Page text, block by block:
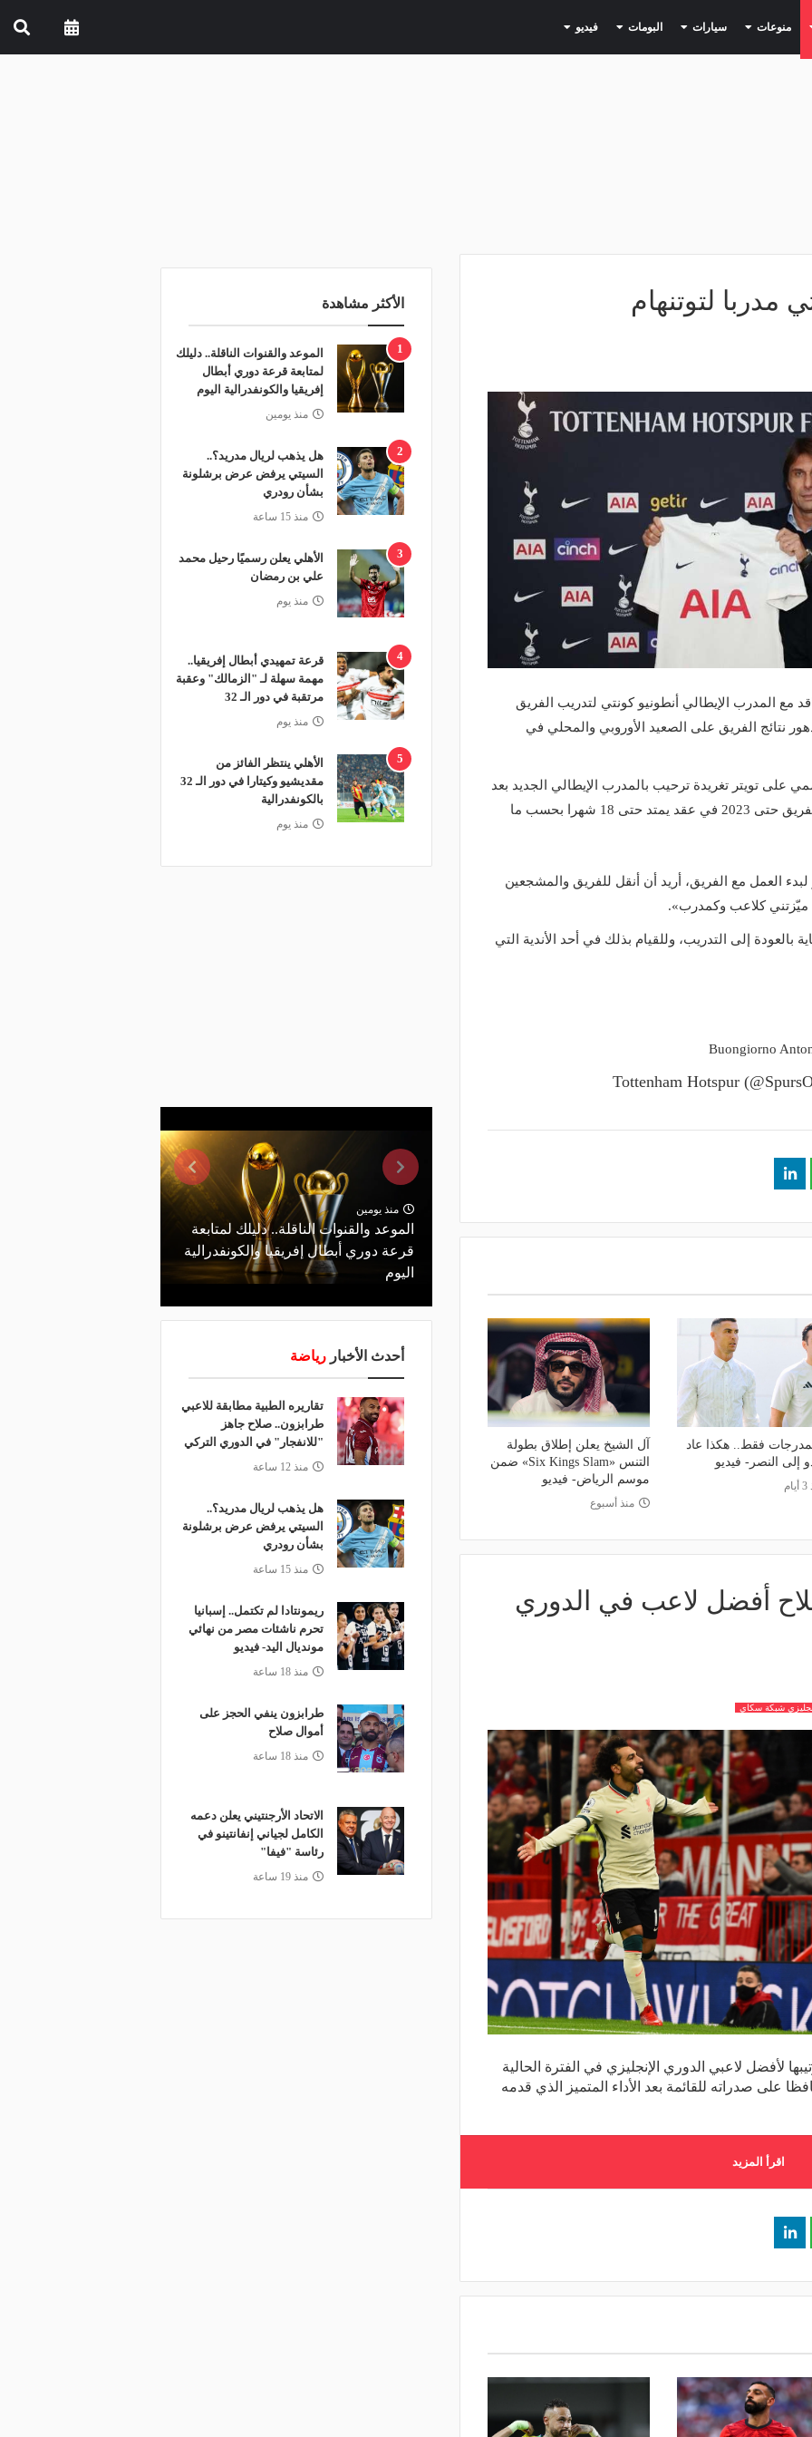
(current) منوعات (current) سيارات (current) البومات (current) فيديو (current)
مدربا لتوتنهام
مع المدرب الإيطالي أنطونيو كونتي لتدريب الفريق
نتائج الفريق على الصعيد الأوروبي والمحلي في
على تويتر تغريدة ترحيب بالمدرب الإيطالي الجديد بعد
التعاقد معه بشكل رسمي لتولي مهام الفريق حتى 2023 في عقد يمتد حتى 18 شهرا بحسب ما
العمل مع الفريق، أريد أن أنقل للفريق والمشجعين
ميّزتني كلاعب وكمدرب».
بالعودة إلى التدريب، وللقيام بذلك في أحد الأندية التي
Buongiorno
فقط.. هكذا عاد
إلى النصر- فيديو
آل الشيخ يعلن إطلاق بطولة
التنس «Six Kings Slam» ضمن
موسم الرياض- فيديو
منذ أسبوع
أفضل لاعب في الدوري
شبكة سكاي
لأفضل لاعبي الدوري الإنجليزي في الفترة الحالية
على صدراته للقائمة بعد الأداء المتميز الذي قدمه
اقرأ المزيد
الأكثر مشاهدة
1
الموعد والقنوات الناقلة.. دليلك
لمتابعة قرعة دوري أبطال
إفريقيا والكونفدرالية اليوم
منذ يومين
2
هل يذهب لريال مدريد؟..
السيتي يرفض عرض برشلونة
بشأن رودري
منذ 15 ساعة
3
الأهلي يعلن رسميًا رحيل محمد
علي بن رمضان
منذ يوم
4
قرعة تمهيدي أبطال إفريقيا..
مهمة سهلة لـ "الزمالك" وعقبة
مرتقبة في دور الـ 32
منذ يوم
5
الأهلي ينتظر الفائز من
مقديشيو وكيتارا في دور الـ 32
بالكونفدرالية
منذ يوم
منذ يومين
الموعد والقنوات الناقلة.. دليلك لمتابعة
قرعة دوري أبطال إفريقيا والكونفدرالية
اليوم
أحدث الأخبار رياضة
تقاريره الطبية مطابقة للاعبي
طرابزون.. صلاح جاهز
"للانفجار" في الدوري التركي
منذ 12 ساعة
هل يذهب لريال مدريد؟..
السيتي يرفض عرض برشلونة
بشأن رودري
منذ 15 ساعة
ريمونتادا لم تكتمل.. إسبانيا
تحرم ناشئات مصر من نهائي
مونديال اليد- فيديو
منذ 18 ساعة
طرابزون ينفي الحجز على
أموال صلاح
منذ 18 ساعة
الاتحاد الأرجنتيني يعلن دعمه
الكامل لجياني إنفانتينو في
رئاسة "فيفا"
منذ 19 ساعة